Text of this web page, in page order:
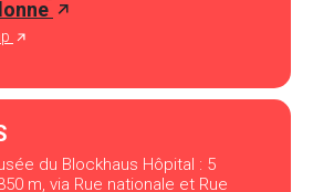
du Blockhaus Hôpital : 5
m, via Rue nationale et Rue